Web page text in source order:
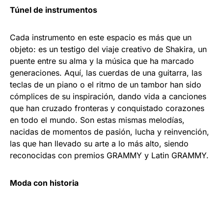
Túnel de instrumentos
Cada instrumento en este espacio es más que un
objeto: es un testigo del viaje creativo de Shakira, un
puente entre su alma y la música que ha marcado
generaciones. Aquí, las cuerdas de una guitarra, las
teclas de un piano o el ritmo de un tambor han sido
cómplices de su inspiración, dando vida a canciones
que han cruzado fronteras y conquistado corazones
en todo el mundo. Son estas mismas melodías,
nacidas de momentos de pasión, lucha y reinvención,
las que han llevado su arte a lo más alto, siendo
reconocidas con premios GRAMMY y Latin GRAMMY.
Moda con historia